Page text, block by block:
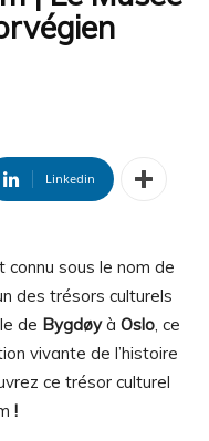
Linkedin
connu sous le nom de
des trésors culturels
de Bygdøyà Oslo, ce
vivante de l’histoire
ce trésor culturel
!